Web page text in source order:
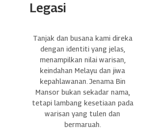
Legasi
Tanjak dan busana kami direka
dengan identiti yang jelas,
menampilkan nilai warisan,
keindahan Melayu dan jiwa
kepahlawanan. Jenama Bin
Mansor bukan sekadar nama,
tetapi lambang kesetiaan pada
warisan yang tulen dan
bermaruah.